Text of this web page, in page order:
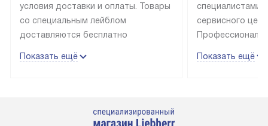
условия доставки и оплаты. Товары
со специальным лейблом
доставляются бесплатно
до подъезда, выезд за МКАД
в течение трех дней. Доставка
Показать ещё
специалистами
сервисного
эксплуатации
Показать ещё